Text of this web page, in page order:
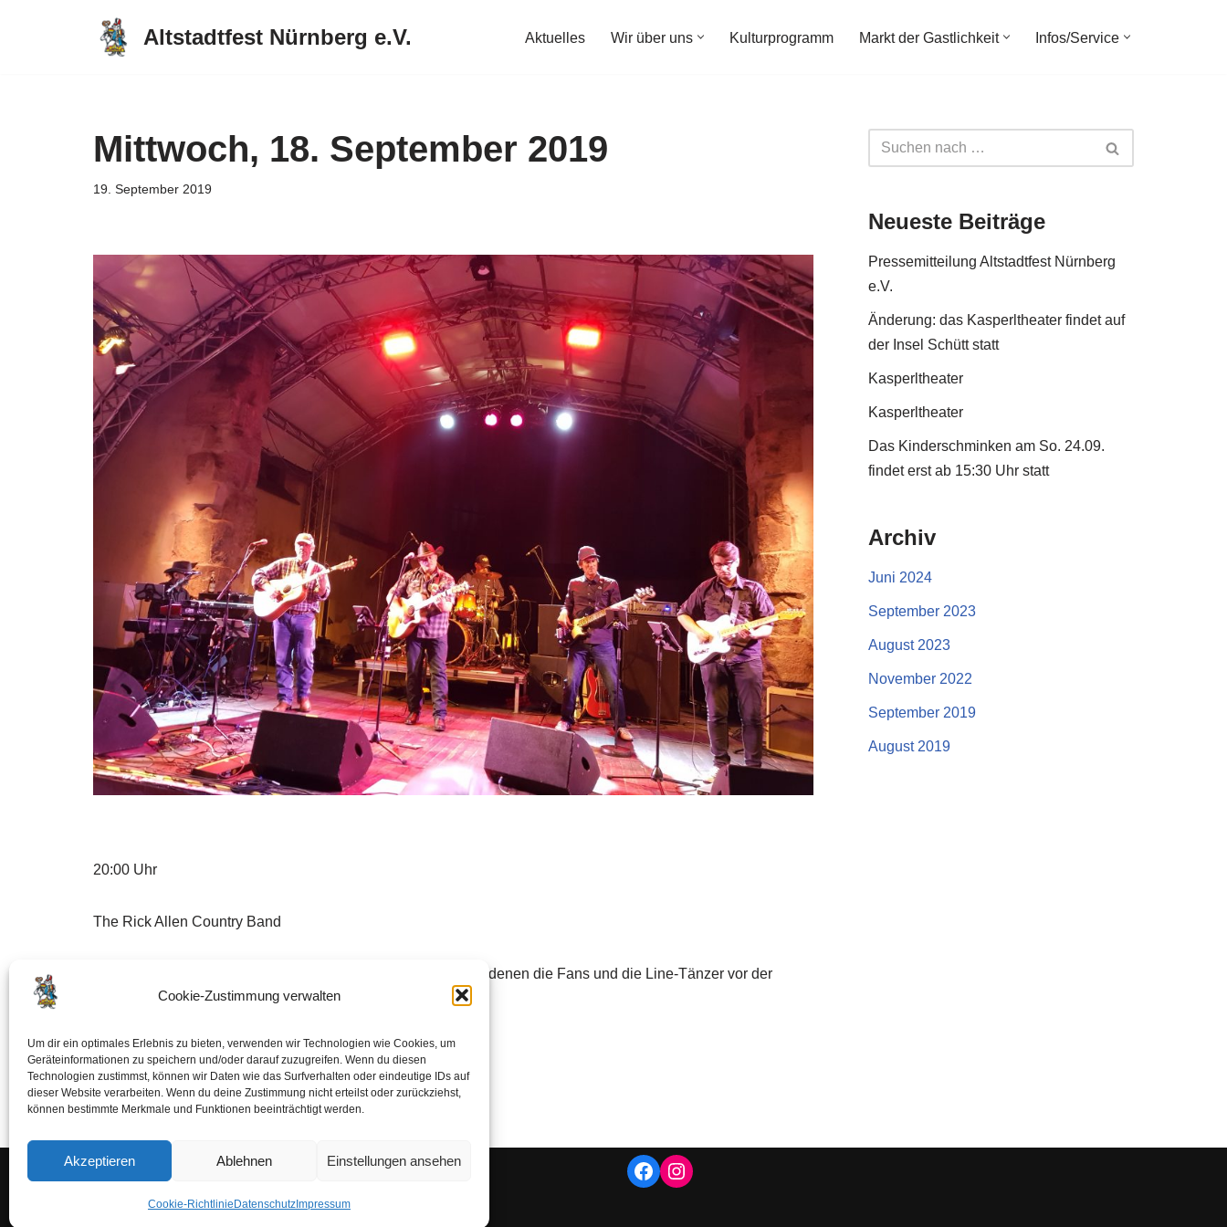
Cookie-Zustimmung verwalten
Um dir ein optimales Erlebnis zu bieten, verwenden wir Technologien wie Cookies, um
Geräteinformationen zu speichern und/oder darauf zuzugreifen. Wenn du diesen
Technologien zustimmst, können wir Daten wie das Surfverhalten oder eindeutige IDs auf
dieser Website verarbeiten. Wenn du deine Zustimmung nicht erteilst oder zurückziehst,
können bestimmte Merkmale und Funktionen beeinträchtigt werden.
Akzeptieren Ablehnen Einstellungen ansehen
Cookie-Richtlinie DatenschutzImpressum
Altstadtfest Nürnberg e.V. Aktuelles Wir über uns Kulturprogramm Markt der Gastlichkeit Infos/Service
Mittwoch, 18. September 2019
19. September 2019
20:00 Uhr
The Rick Allen Country Band
Die Countryband spielte vor großem Publikum die Songs, zu denen die Fans und die Line-Tänzer vor der
Bühne von Beginn an routiniert die Schrittfolgen tanzten.
Neueste Beiträge
Pressemitteilung Altstadtfest Nürnberg
e.V.
Änderung: das Kasperltheater findet auf
der Insel Schütt statt
Kasperltheater
Kasperltheater
Das Kinderschminken am So. 24.09.
findet erst ab 15:30 Uhr statt
Archiv
Juni 2024
September 2023
August 2023
November 2022
September 2019
August 2019
Cookie-Richtlinie (EU) Datenschutz Impressum